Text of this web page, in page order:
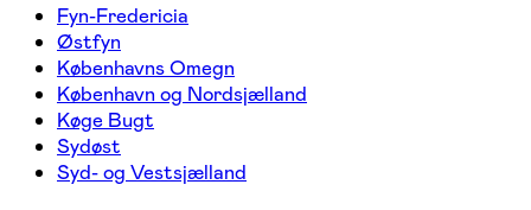
Fyn-Fredericia
Østfyn
Københavns Omegn
København og Nordsjælland
Køge Bugt
Sydøst
Syd- og Vestsjælland